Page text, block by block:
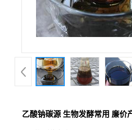
乙酸钠碳源 生物发酵常用 廉价